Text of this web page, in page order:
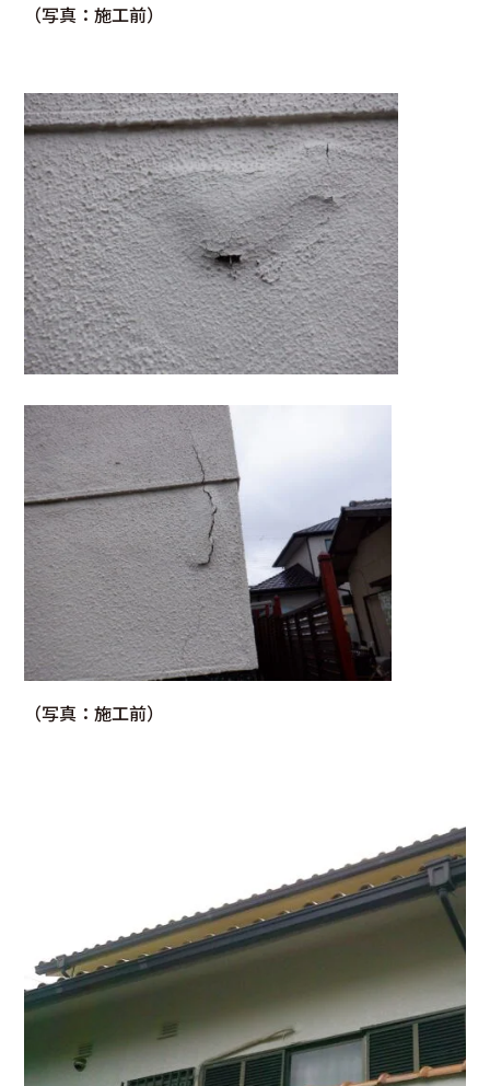
（写真：施工前）
（写真：施工前）